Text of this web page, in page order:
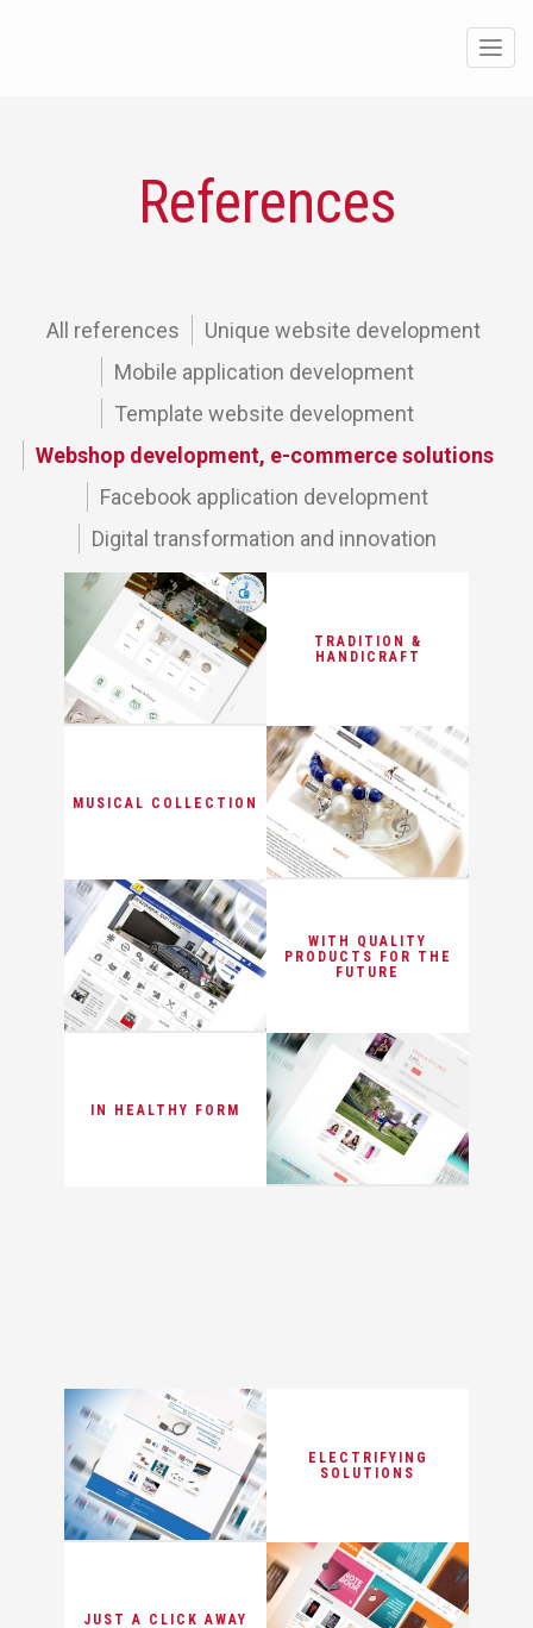
References
All references
Unique website development
Mobile application development
Template website development
Webshop development, e-commerce solutions
Facebook application development
Digital transformation and innovation
TRADITION &
HANDICRAFT
MUSICAL COLLECTION
WITH QUALITY
PRODUCTS FOR THE
FUTURE
IN HEALTHY FORM
ELECTRIFYING
SOLUTIONS
JUST A CLICK AWAY